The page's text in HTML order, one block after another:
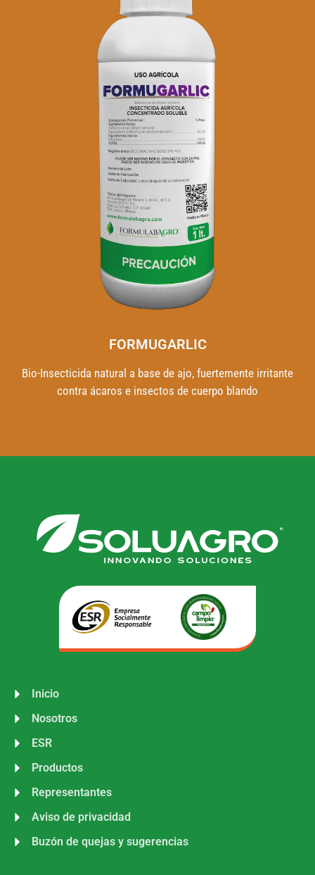
FORMUGARLIC
Bio-Insecticida natural a base de ajo, fuertemente irritante
contra ácaros e insectos de cuerpo blando
Inicio
Nosotros
ESR
Productos
Representantes
Aviso de privacidad
Buzón de quejas y sugerencias